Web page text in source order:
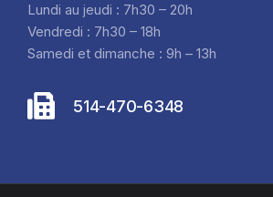
Lundi au jeudi : 7h30 – 20h
Vendredi : 7h30 – 18h
Samedi et dimanche : 9h – 13h
514-470-6348